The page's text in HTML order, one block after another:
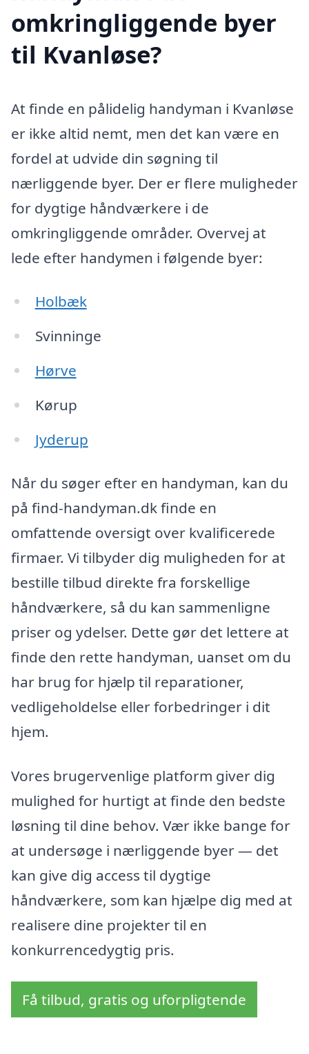
omkringliggende byer
til Kvanløse?
At finde en pålidelig handyman i Kvanløse
er ikke altid nemt, men det kan være en
fordel at udvide din søgning til
nærliggende byer. Der er flere muligheder
for dygtige håndværkere i de
omkringliggende områder. Overvej at
lede efter handymen i følgende byer:
Holbæk
Svinninge
Hørve
Kørup
Jyderup
Når du søger efter en handyman, kan du
på find-handyman.dk finde en
omfattende oversigt over kvalificerede
firmaer. Vi tilbyder dig muligheden for at
bestille tilbud direkte fra forskellige
håndværkere, så du kan sammenligne
priser og ydelser. Dette gør det lettere at
finde den rette handyman, uanset om du
har brug for hjælp til reparationer,
vedligeholdelse eller forbedringer i dit
hjem.
Vores brugervenlige platform giver dig
mulighed for hurtigt at finde den bedste
løsning til dine behov. Vær ikke bange for
at undersøge i nærliggende byer — det
kan give dig access til dygtige
håndværkere, som kan hjælpe dig med at
realisere dine projekter til en
konkurrencedygtig pris.
Få tilbud, gratis og uforpligtende